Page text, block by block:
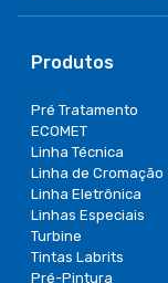
Produtos
Pré Tratamento
ECOMET
Linha Técnica
Linha de Cromação
Linha Eletrônica
Linhas Especiais
Turbine
Tintas Labrits
Pré-Pintura